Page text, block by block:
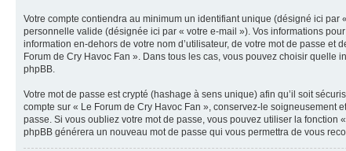
Votre compte contiendra au minimum un identifiant unique (désigné ici
personnelle valide (désignée ici par « votre e-mail »). Vos informations
information en-dehors de votre nom d’utilisateur, de votre mot de passe
Forum de Cry Havoc Fan ». Dans tous les cas, vous pouvez choisir quelle
phpBB.
Votre mot de passe est crypté (hashage à sens unique) afin qu’il soit
compte sur « Le Forum de Cry Havoc Fan », conservez-le soigneusement
passe. Si vous oubliez votre mot de passe, vous pouvez utiliser la
phpBB générera un nouveau mot de passe qui vous permettra de vous